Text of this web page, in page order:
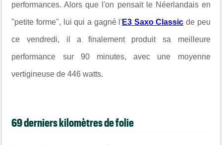
performances. Alors que l'on pensait le Néerlandais en
"petite forme", lui qui a gagné l'E3 Saxo Classic de peu
ce vendredi, il a finalement produit sa meilleure
performance sur 90 minutes, avec une moyenne
vertigineuse de 446 watts.
69 derniers kilomètres de folie